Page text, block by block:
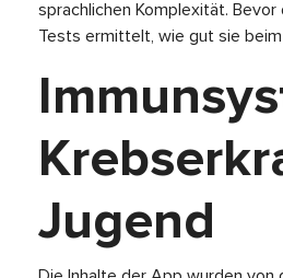
sprachlichen Komplexität.
Tests ermittelt, wie gut sie
Jugend